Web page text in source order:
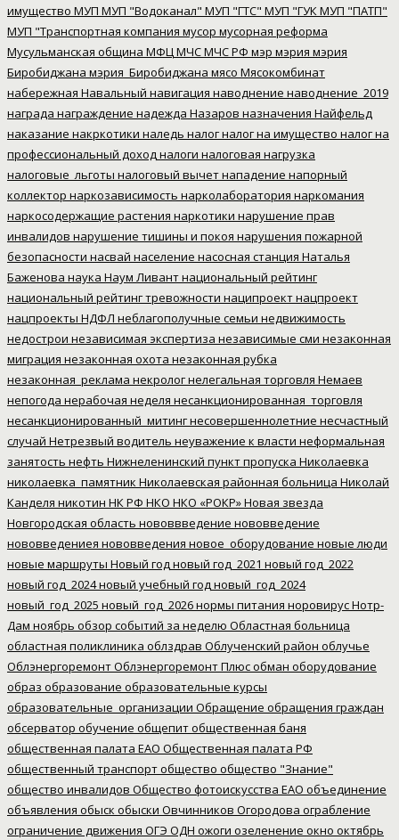
имущество МУП МУП "Водоканал" МУП "ГТС" МУП "ГУКМУП "ПАТП"
МУП "Транспортная компания мусор мусорная реформа
Мусульманская община МФЦМЧСМЧС РФ мэр мэрия мэрия
Биробиджана мэрия_Биробиджана мясо Мясокомбинат
набережная Навальный навигация наводнение наводнение_2019
награда награждение надежда Назаров назначения Найфельд
наказание накркотики наледь налогналог на имущество налог на
профессиональный доходналоги налоговая нагрузка
налоговые_льготы налоговый вычетнападение напорный
коллектор наркозависимость нарколаборатория наркомания
наркосодержащие растения наркотики нарушение прав
инвалидов нарушение тишины и покоя нарушения пожарной
безопасности насвай население насосная станция Наталья
Баженова наука Наум Ливантнациональный рейтинг
национальный рейтинг тревожности наципроектнацпроект
нацпроекты НДФЛ неблагополучные семьи недвижимость
недострои независимая экспертиза независимые сми незаконная
миграция незаконная охота незаконная рубка
незаконная_реклама некрологнелегальная торговля Немаев
непогода нерабочая неделя несанкционированная_торговля
несанкционированный_митингнесовершеннолетние несчастный
случай Нетрезвый водитель неуважение к власти неформальная
занятость нефть Нижнеленинский пункт пропуска Николаевка
николаевка_памятник Николаевская районная больница Николай
Канделя никотин НК РФ НКО НКО «РОКР»Новая звезда
Новгородская область нововвведение нововведение
нововведениея нововведения новое_оборудование новые люди
новые маршруты Новый годновый год_2021 новый год_2022
новый год_2024новый учебный годновый_год_2024
новый_год_2025 новый_год_2026нормы питания норовирусНотр-
Дам ноябрь обзор событий за неделю Областная больница
областная поликлиника облздрав Облученский район облучье
ОблэнергоремонтОблэнергоремонт Плюсобман оборудование
образ образование образовательные курсы
образовательные_организации Обращение обращения граждан
обсерватор обучение общепитобщественная баня
общественная палата ЕАО Общественная палата РФ
общественный транспортобщество общество "Знание"
общество инвалидов Общество фотоискусства ЕАО объединение
объявления обыск обыски Овчинников Огородова ограбление
ограничение движения ОГЭ ОДН ожоги озеленение окно октябрь